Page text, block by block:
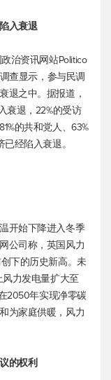
入衰退
治资讯网站Politico
查显示，参与民调
退之中。据报道，
衰退，22%的受访
的共和党人、63%
经陷入衰退。
开始下降进入冬季
公司称，英国风力
下的历史新高。未
力发电量扩大至
2050年实现净零碳
为家庭供暖，风力
的权利